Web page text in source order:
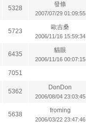
5328
發條
2007/07/29 01:09:55
5723
歐吉桑
2006/11/16 15:59:34
6435
貓眼
2006/11/16 00:07:15
7051
5362
DonDon
2006/08/04 23:03:45
5638
froming
2006/03/22 23:47:46